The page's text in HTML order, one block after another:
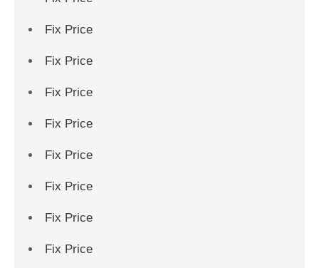
Fix Price
Fix Price
Fix Price
Fix Price
Fix Price
Fix Price
Fix Price
Fix Price